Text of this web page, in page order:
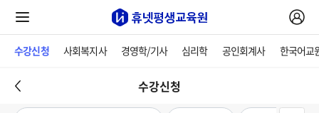
수강신청 사회복지사 경영학/기사 심리학 공인회계사 한국어교
수강신청